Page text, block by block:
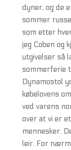
dyner, og de
sommer
som etter
jeg Coben og
utgivelser så
sommerferie
Dynamostol
købelovens
ved varens
over at vi er
mennesker.
leir. For